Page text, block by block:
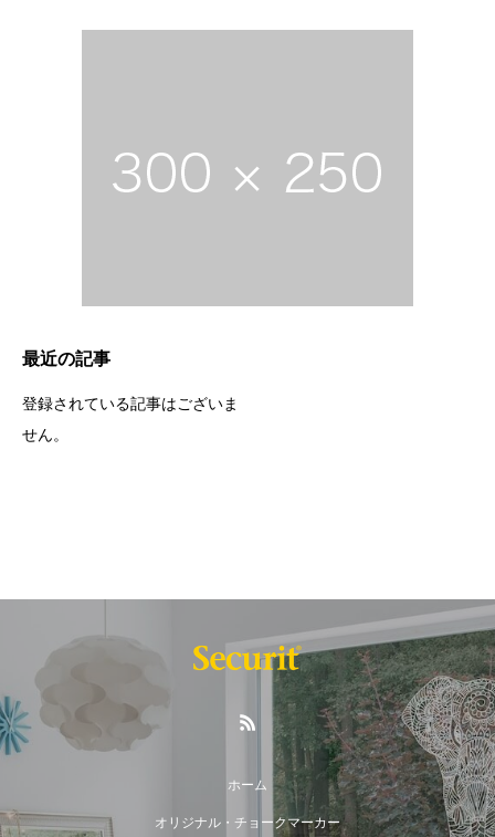
最近の記事
登録されている記事はございま
せん。
ホーム
オリジナル・チョークマーカー